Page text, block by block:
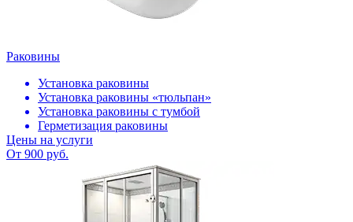
Раковины
Установка раковины
Установка раковины «тюльпан»
Установка раковины с тумбой
Герметизация раковины
Цены на услуги
От 900 руб.